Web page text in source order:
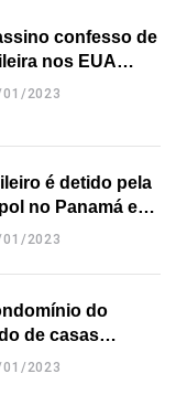
a fazer faxina em
confesso de
nos EUA
onde deixou o
2023
é detido pela
no Panamá e
pegar prisão
01/2023
do
de casas
em 3D é
2023